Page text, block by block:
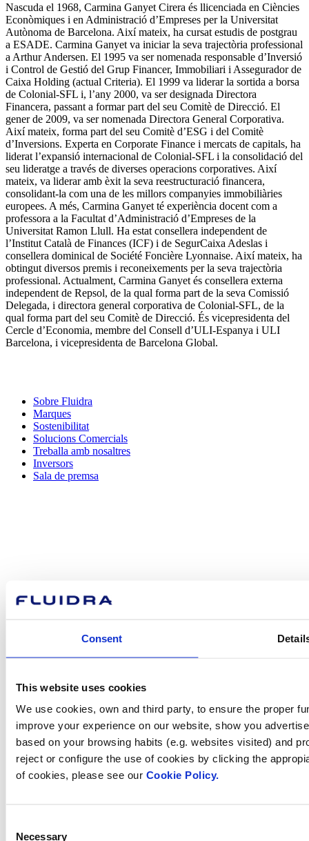
Consent
This website uses cookies
We use cookies, own and third party, to ensure the proper
improve your experience on our website, show you
based on your browsing habits (e.g. websites visited) and
reject or configure the use of cookies by clicking the
of cookies, please see our Cookie Policy.
Necessary
Nascuda el 1968, Carmina Ganyet Cirera és llicenciada en Ciències
Econòmiques i en Administració d’Empreses per la Universitat
Autònoma de Barcelona. Així mateix, ha cursat estudis de postgrau
a ESADE. Carmina Ganyet va iniciar la seva trajectòria professional
a Arthur Andersen. El 1995 va ser nomenada responsable d’Inversió
i Control de Gestió del Grup Financer, Immobiliari i Assegurador de
Caixa Holding (actual Criteria). El 1999 va liderar la sortida a borsa
de Colonial-SFL i, l’any 2000, va ser designada Directora
Financera, passant a formar part del seu Comitè de Direcció. El
gener de 2009, va ser nomenada Directora General Corporativa.
Així mateix, forma part del seu Comitè d’ESG i del Comitè
d’Inversions. Experta en Corporate Finance i mercats de capitals, ha
liderat l’expansió internacional de Colonial-SFL i la consolidació del
seu lideratge a través de diverses operacions corporatives. Així
mateix, va liderar amb èxit la seva reestructuració financera,
consolidant-la com una de les millors companyies immobiliàries
europees. A més, Carmina Ganyet té experiència docent com a
professora a la Facultat d’Administració d’Empreses de la
Universitat Ramon Llull. Ha estat consellera independent de
l’Institut Català de Finances (ICF) i de SegurCaixa Adeslas i
consellera dominical de Société Foncière Lyonnaise. Així mateix, ha
obtingut diversos premis i reconeixements per la seva trajectòria
professional. Actualment, Carmina Ganyet és consellera externa
independent de Repsol, de la qual forma part de la seva Comissió
Delegada, i directora general corporativa de Colonial-SFL, de la
qual forma part del seu Comitè de Direcció. És vicepresidenta del
Cercle d’Economia, membre del Consell d’ULI-Espanya i ULI
Barcelona, i vicepresidenta de Barcelona Global.
Sobre Fluidra
Marques
Sostenibilitat
Solucions Comercials
Treballa amb nosaltres
Inversors
Sala de premsa
ajudar-te?
Contacta amb nosaltres
Trobi Fluidra
al seu país